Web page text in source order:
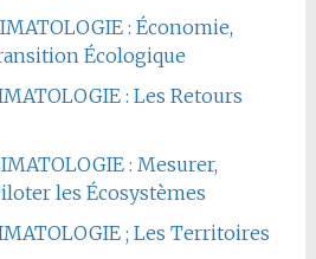
: Économie,
Écologique
: Les Retours
: Mesurer,
les Écosystèmes
; Les Territoires